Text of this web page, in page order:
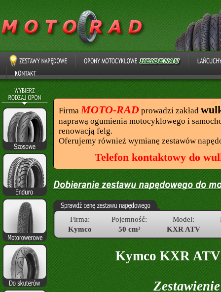
FirmaMOTO-RAD prowadzi zakład
naprawą ogumienia motocyklowego i
renowacją felg.
Oferujemy również wymianę zestawów
Telefon kontaktowy do
Firma:
Kymco
Pojemność:
50 cm³
Model:
KXR ATV
Kymco KXR ATV